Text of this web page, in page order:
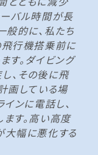
ーバル時間が長
般的に、私たち
飛行機搭乗前に
す。ダイビング
、その後に飛
画している場
ンに電話し、
す。高い高度
大幅に悪化する